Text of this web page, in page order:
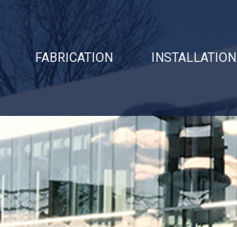
FABRICATION INSTALLATION